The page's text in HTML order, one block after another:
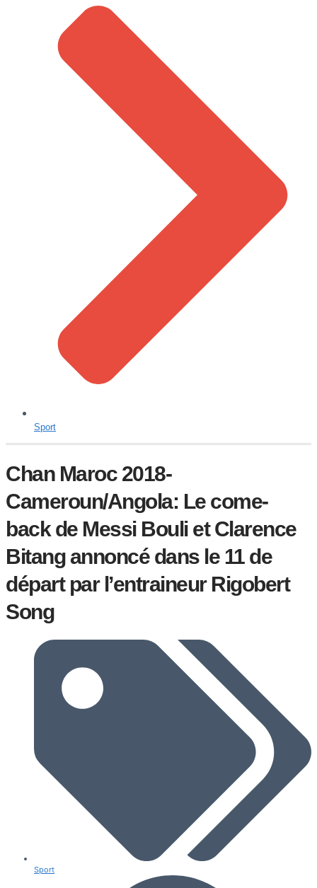
Sport
Chan Maroc 2018-
Cameroun/Angola: Le come-
back de Messi Bouli et Clarence
Bitang annoncé dans le 11 de
départ par l’entraineur Rigobert
Song
Sport